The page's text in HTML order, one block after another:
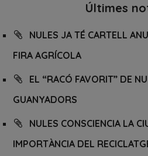
Últimes
NULES JA TÉ CARTELL
FIRA AGRÍCOLA
EL “RACÓ FAVORIT” DE
GUANYADORS
NULES CONSCIENCIA LA
IMPORTÀNCIA DEL